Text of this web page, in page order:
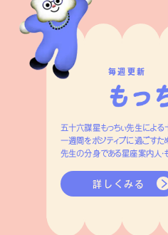
毎週更新
五十六謀星もっちぃ先生による
一週間をポジティブに過ごすた
先生の分身である星座案内人・
詳しくみる